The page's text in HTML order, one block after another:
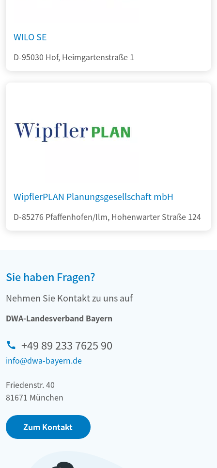
WILO SE
D-95030 Hof, Heimgartenstraße 1
WipflerPLAN Planungsgesellschaft mbH
D-85276 Pfaffenhofen/Ilm, Hohenwarter Straße 124
Sie haben Fragen?
Nehmen Sie Kontakt zu uns auf
DWA-Landesverband Bayern
+49 89 233 7625 90
info@dwa-bayern.de
Friedenstr. 40
81671 München
Zum Kontakt